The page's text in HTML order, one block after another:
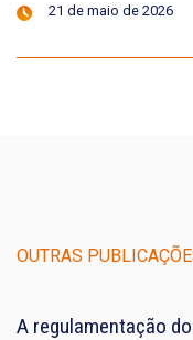
21 de maio de 2026
OUTRAS
A regulamentação